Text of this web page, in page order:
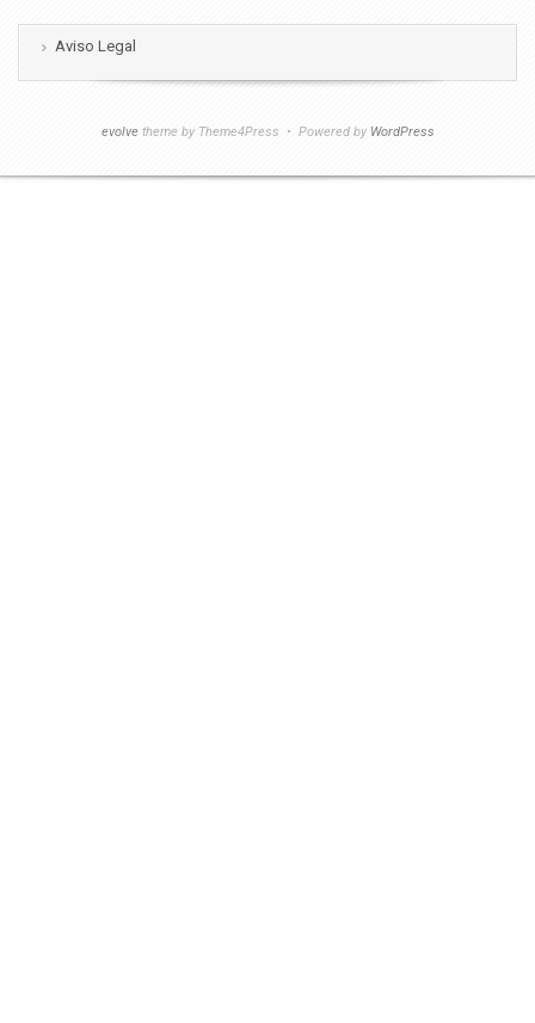
Aviso Legal
evolvetheme by Theme4Press • Powered by WordPress